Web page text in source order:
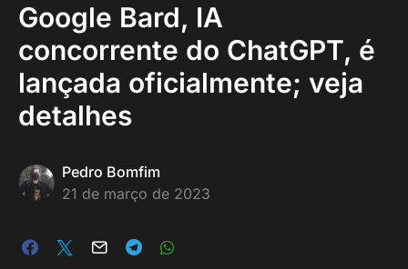
Google Bard, IA
concorrente do ChatGPT, é
lançada oficialmente; veja
detalhes
Pedro Bomfim
21 de março de 2023